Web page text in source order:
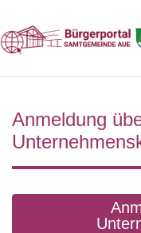
Anmeldung